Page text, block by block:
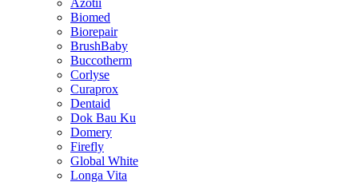
Azotii
Biomed
Biorepair
BrushBaby
Buccotherm
Corlyse
Curaprox
Dentaid
Dok Bau Ku
Domery
Firefly
Global White
Longa Vita